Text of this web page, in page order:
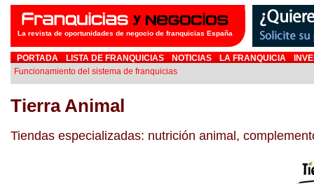
La revista de oportunidades de negocio de franquicias España
PORTADA LISTA DE FRANQUICIAS NOTICIAS LA FRANQUICIA
Funcionamiento del sistema de franquicias
Tierra Animal
Tiendas especializadas: nutrición animal,